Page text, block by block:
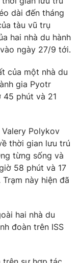
dài đến tháng
tàu vũ trụ
hai nhà du hành
ngày 27/9 tới.
của một nhà du
gia Pyotr
phút và 21
Polykov
thời gian lưu trú
từng sống và
58 phút và 17
này hiện đã
hai nhà du
đoàn trên ISS